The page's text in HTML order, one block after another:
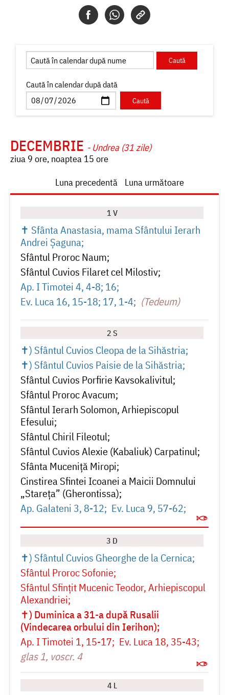
Caută în calendar după dată
DECEMBRIE - Undrea (31 zile)
ziua 9 ore, noaptea 15 ore
Luna precedentă Luna următoare
1 V
✝ Sfânta Anastasia, mama Sfântului Ierarh
Andrei Șaguna
Sfântul Proroc Naum
Sfântul Cuvios Filaret cel Milostiv
Ap. I Timotei 4, 4-8; 16
Ev. Luca 16, 15-18; 17, 1-4
(Tedeum)
2 S
✝) Sfântul Cuvios Cleopa de la Sihăstria
✝) Sfântul Cuvios Paisie de la Sihăstria
Sfântul Cuvios Porfirie Kavsokalivitul
Sfântul Proroc Avacum
Sfântul Ierarh Solomon, Arhiepiscopul
Efesului
Sfântul Chiril Fileotul
Sfântul Cuvios Alexie (Kabaliuk) Carpatinul
Sfânta Muceniță Miropi
Cinstirea Sfintei Icoanei a Maicii Domnului
„Stareța” (Gherontissa)
Ap. Galateni 3, 8-12 Ev. Luca 9, 57-62
3 D
✝) Sfântul Cuvios Gheorghe de la Cernica
Sfântul Proroc Sofonie
Sfântul Sfințit Mucenic Teodor, Arhiepiscopul
Alexandriei
✝) Duminica a 31-a după Rusalii
(Vindecarea orbului din Ierihon)
Ap. I Timotei 1, 15-17 Ev. Luca 18, 35-43
glas 1, voscr. 4
4 L